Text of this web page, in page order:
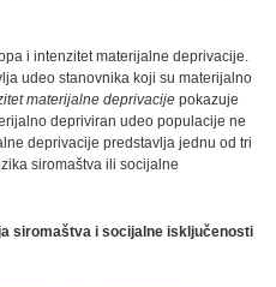
i intenzitet materijalne deprivacije.
udeo stanovnika koji su materijalno
materijalne deprivacije pokazuje
depriviran udeo populacije ne
deprivacije predstavlja jednu od tri
siromaštva ili socijalne
siromaštva i socijalne isključenosti